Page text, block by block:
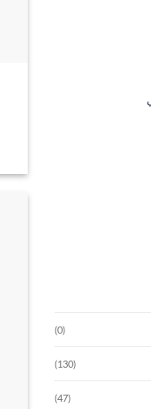
(0)
(130)
(47)